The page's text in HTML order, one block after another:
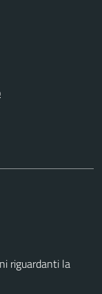
riguardanti la